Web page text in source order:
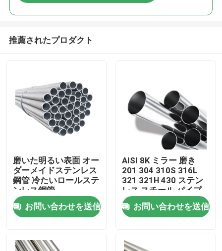
ホーム
推薦されたプロダクト
磨いた明るい表面 オー
ダーメイドステンレス
鋼管 冷たいロールステ
ンレス鋼管
お問い合わせを送信
AISI 8K ミラー 磨き
201 304 310S 316L
321 321H 430 ステン
レス スチール パイプ
ステンレス スチール
パイプお問い合わせを送信